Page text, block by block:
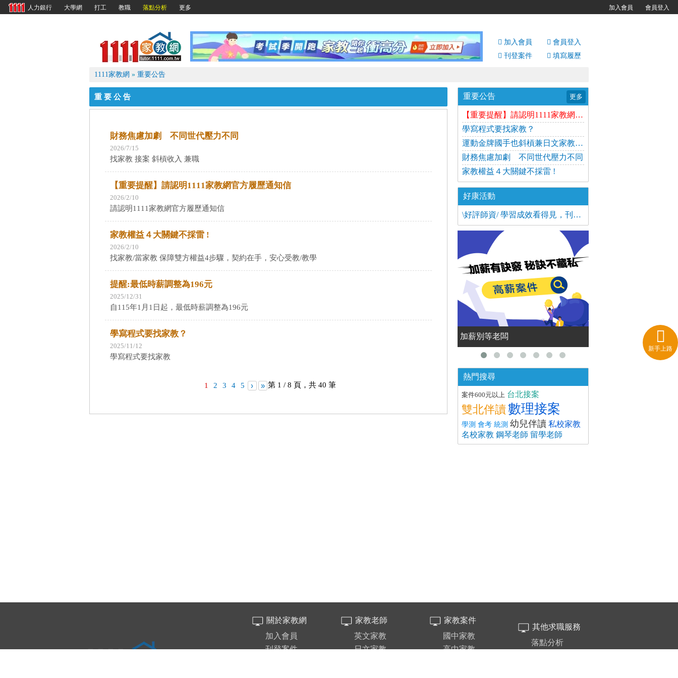
加入會員 會員登入
新手上路
刊登案件 填寫履歷
1111家教網 » 重要公告
重要公告
財務焦慮加劇 不同世代壓力不同
2026/7/15
找家教 接案 斜槓收入 兼職
【重要提醒】請認明1111家教網官方履歷通知信
2026/2/10
請認明1111家教網官方履歷通知信
家教權益４大關鍵不採雷 !
2026/2/10
找家教/當家教 保障雙方權益4步驟，契約在手，安心受教/教學
提醒:最低時薪調整為196元
2025/12/31
自115年1月1日起，最低時薪調整為196元
學寫程式要找家教？
2025/11/12
學寫程式要找家教
1 2 3 4 5 › » 第 1 / 8 頁，共 40 筆
重要公告 更多
【重要提醒】請認明1111家教網官方履歷通知信
學寫程式要找家教？
運動金牌國手也斜槓兼日文家教 時薪高達1千5
財務焦慮加劇 不同世代壓力不同
家教權益４大關鍵不採雷 !
好康活動
\好評師資/ 學習成效看得見，刊登案件找到理想家教！
加薪別等老闆 GenZ 職場由你定義！
熱門搜尋
案件600元以上 台北接案
雙北伴讀數理接案
學測 會考 統測 幼兒伴讀 私校家教
名校家教 鋼琴老師 留學老師
關於家教網
加入會員
刊登案件
家教老師
英文家教
日文家教
家教案件
國中家教
高中家教
其他求職服務
落點分析
人力銀行 大學網 打工 教職 落點分析 更多 加入會員 會員登入